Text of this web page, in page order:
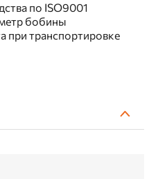
по ISO9001
бобины
при транспортировке